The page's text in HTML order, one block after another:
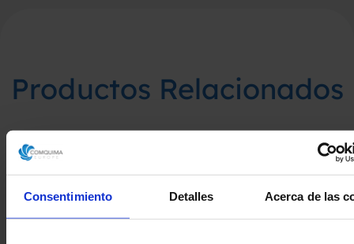
Consentimiento Detalles Acerca de las
Productos Relacionados